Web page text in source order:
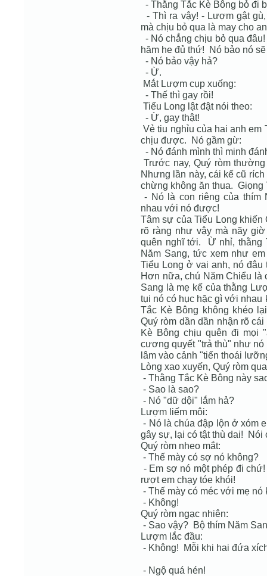
- Thằng Tắc Kè Bông bỏ đi
- Thì ra vậy! - Lượm gật
mà chịu bỏ qua là may cho
- Nó chẳng chịu bỏ qua
hăm he đủ thứ! Nó bảo nó
- Nó bảo vậy hả?
- Ừ.
Mắt Lượm cụp xuống:
- Thế thì gay rồi!
Tiểu Long lật đật nói theo:
- Ừ, gay thật!
Vẻ tiu nghỉu của hai anh em
chịu được. Nó gầm gừ:
- Nó đánh mình thì minh
Trước nay, Quý ròm
Nhưng lần này, cái kế cũ
chừng không ăn thua. Giọng
- Nó là con riêng của thím
nhau với nó được!
Tâm sự của Tiểu Long
rõ ràng như vậy mà nãy
quên nghĩ tới. Ừ nhỉ, thằng
Năm Sang, tức xem như
Tiểu Long ở vai anh, nó
Hơn nữa, chú Năm Chiểu là
Sang là mẹ kế của thằng
tụi nó có hục hặc gì với
Tắc Kè Bông không khéo
Quý ròm dần dần nhận rõ
Kè Bông chịu quên đi mọi
cương quyết "trả thù" như
lâm vào cảnh "tiến thoái
Lòng xao xuyến, Quý ròm
- Thằng Tắc Kè Bông này
- Sao là sao?
- Nó "dữ dội" lắm hả?
Lượm liếm môi:
- Nó là chúa đập lộn ở xóm
gây sự, lại có tật thù dai! Nói
Quý ròm nheo mắt:
- Thế mày có sợ nó không?
- Em sợ nó một phép đi
rượt em chạy tóe khói!
- Thế mày có méc với mẹ nó
- Không!
Quý ròm ngạc nhiên:
- Sao vậy? Bộ thím Năm
Lượm lắc đầu:
- Không! Mỗi khi hai đứa
- Ngộ quá hén!